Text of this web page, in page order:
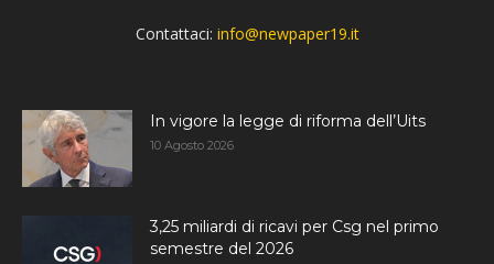
Contattaci: info@newpaper19.it
In vigore la legge di riforma dell’Uits
10 Agosto 2026
3,25 miliardi di ricavi per Csg nel primo
semestre del 2026